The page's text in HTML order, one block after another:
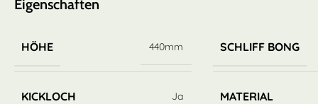
Eigenschaften
HÖHE 440mm SCHLIFF BONG
KICKLOCH Ja MATERIAL